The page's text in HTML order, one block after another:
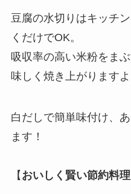
豆腐の水切りはキッチ
くだけでOK。
吸収率の高い米粉をま
味しく焼き上がりますよ
白だしで簡単味付け、
ます！
【 おいしく賢い節約料理